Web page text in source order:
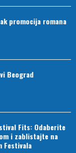
promocija romana
Beograd
Fits: Odaberite
i zablistajte na
Festivala